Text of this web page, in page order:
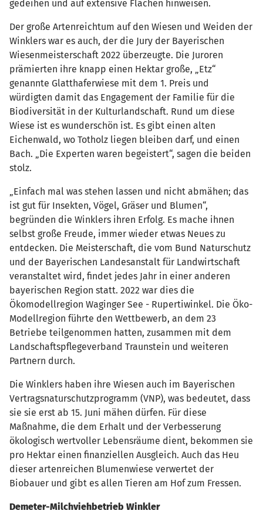
gedeihen und auf extensive Flächen hinweisen.
Der große Artenreichtum auf den Wiesen und Weiden der
Winklers war es auch, der die Jury der Bayerischen
Wiesenmeisterschaft 2022 überzeugte. Die Juroren
prämierten ihre knapp einen Hektar große, „Etz“
genannte Glatthaferwiese mit dem 1. Preis und
würdigten damit das Engagement der Familie für die
Biodiversität in der Kulturlandschaft. Rund um diese
Wiese ist es wunderschön ist. Es gibt einen alten
Eichenwald, wo Totholz liegen bleiben darf, und einen
Bach. „Die Experten waren begeistert“, sagen die beiden
stolz.
„Einfach mal was stehen lassen und nicht abmähen; das
ist gut für Insekten, Vögel, Gräser und Blumen“,
begründen die Winklers ihren Erfolg. Es mache ihnen
selbst große Freude, immer wieder etwas Neues zu
entdecken. Die Meisterschaft, die vom Bund Naturschutz
und der Bayerischen Landesanstalt für Landwirtschaft
veranstaltet wird, findet jedes Jahr in einer anderen
bayerischen Region statt. 2022 war dies die
Ökomodellregion Waginger See - Rupertiwinkel. Die Öko-
Modellregion führte den Wettbewerb, an dem 23
Betriebe teilgenommen hatten, zusammen mit dem
Landschaftspflegeverband Traunstein und weiteren
Partnern durch.
Die Winklers haben ihre Wiesen auch im Bayerischen
Vertragsnaturschutzprogramm (VNP), was bedeutet, dass
sie sie erst ab 15. Juni mähen dürfen. Für diese
Maßnahme, die dem Erhalt und der Verbesserung
ökologisch wertvoller Lebensräume dient, bekommen sie
pro Hektar einen finanziellen Ausgleich. Auch das Heu
dieser artenreichen Blumenwiese verwertet der
Biobauer und gibt es allen Tieren am Hof zum Fressen.
Demeter-Milchviehbetrieb Winkler